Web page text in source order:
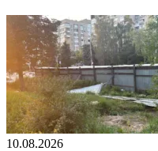
10.08.2026